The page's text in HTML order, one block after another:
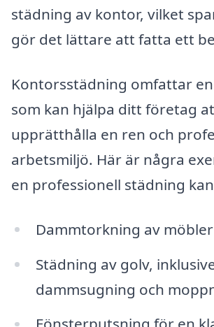
städning av kontor, vilket
gör det lättare att fatta ett
Kontorsstädning omfattar
som kan hjälpa ditt företag
upprätthålla en ren och
arbetsmiljö. Här är några
en professionell städning
Dammtorkning av
Städning av golv,
dammsugning och